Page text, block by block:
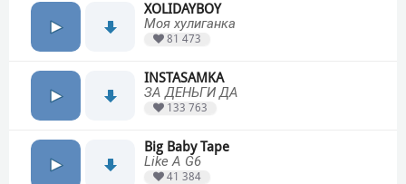
XOLIDAYBOY
Моя хулиганка
81 473
INSTASAMKA
ЗА ДЕНЬГИ ДА
133 763
Big Baby Tape
Like A G6
41 384